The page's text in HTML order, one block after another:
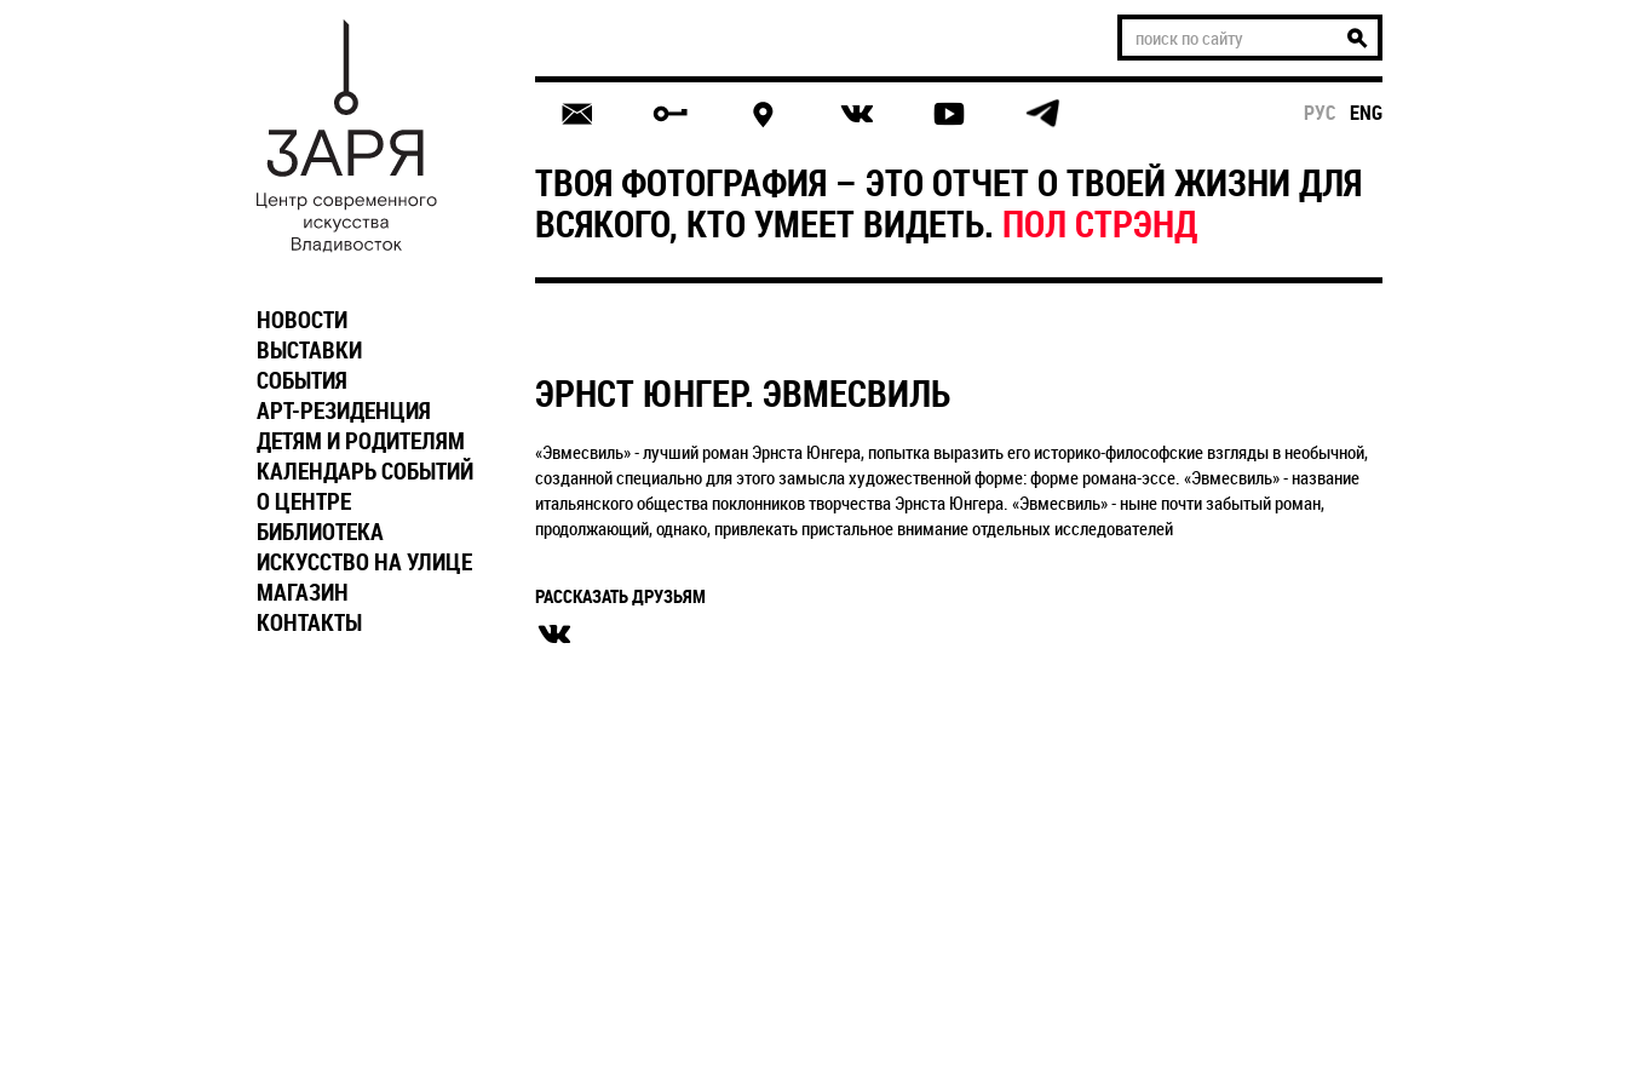
РУС ENG
ТВОЯ ФОТОГРАФИЯ – ЭТО ОТЧЕТ О ТВОЕЙ ЖИЗНИ ДЛЯ
ВСЯКОГО, КТО УМЕЕТ ВИДЕТЬ. ПОЛ СТРЭНД
ЭРНСТ ЮНГЕР. ЭВМЕСВИЛЬ
«Эвмесвиль» - лучший роман Эрнста Юнгера, попытка выразить его историко-философские взгляды в необычной,
созданной специально для этого замысла художественной форме: форме романа-эссе. «Эвмесвиль» - название
итальянского общества поклонников творчества Эрнста Юнгера. «Эвмесвиль» - ныне почти забытый роман,
продолжающий, однако, привлекать пристальное внимание отдельных исследователей
РАССКАЗАТЬ ДРУЗЬЯМ
НОВОСТИ
ВЫСТАВКИ
СОБЫТИЯ
АРТ-РЕЗИДЕНЦИЯ
ДЕТЯМ И РОДИТЕЛЯМ
КАЛЕНДАРЬ СОБЫТИЙ
О ЦЕНТРЕ
БИБЛИОТЕКА
ИСКУССТВО НА УЛИЦЕ
МАГАЗИН
КОНТАКТЫ